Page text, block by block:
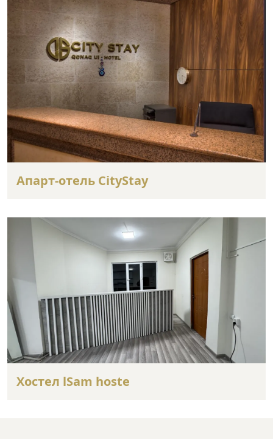
Апарт-отель CityStay
Хостел lSam hoste